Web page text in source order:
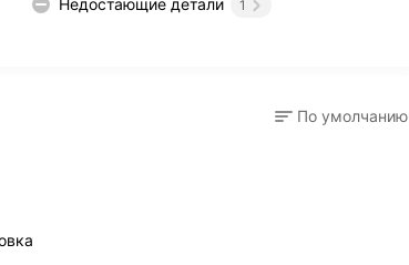
Недостающие детали 1
По умолчанию